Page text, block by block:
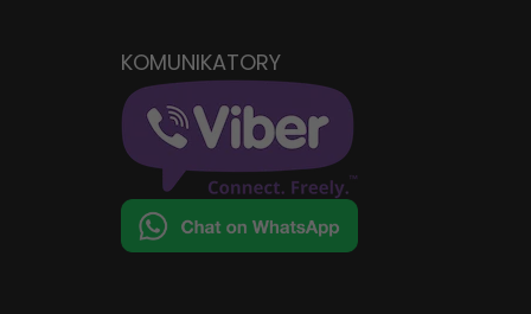
KOMUNIKATORY